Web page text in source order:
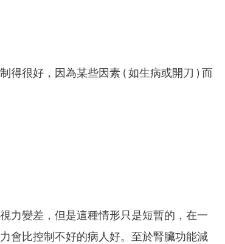
得很好，因為某些因素 ( 如生病或開刀 ) 而
力變差，但是這種情形只是短暫的，在一
會比控制不好的病人好。至於腎臟功能減